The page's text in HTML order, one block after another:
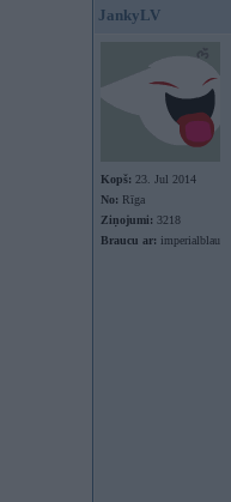
JankyLV
Kopš: 23. Jul 2014
No: Rīga
Ziņojumi: 3218
Braucu ar: imperialblau